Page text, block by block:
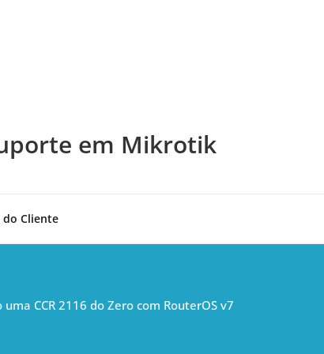
em Mikrotik
do Cliente
uma CCR 2116 do Zero com RouterOS v7